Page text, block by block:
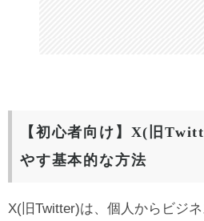
【初心者向け】X(旧
やす基本的な方法
X(旧Twitter)は、個人からビジ